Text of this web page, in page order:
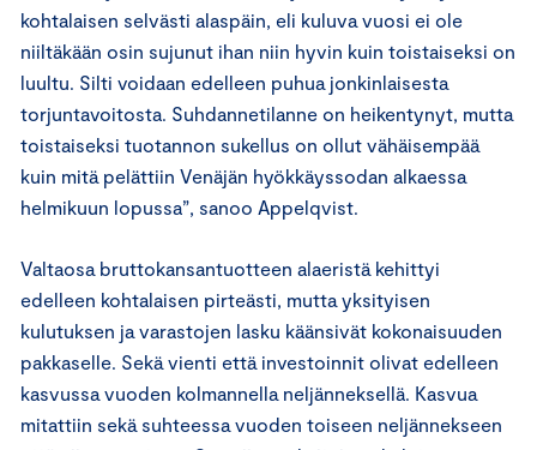
kohtalaisen selvästi alaspäin, eli kuluva vuosi ei ole
niiltäkään osin sujunut ihan niin hyvin kuin toistaiseksi on
luultu. Silti voidaan edelleen puhua jonkinlaisesta
torjuntavoitosta. Suhdannetilanne on heikentynyt, mutta
toistaiseksi tuotannon sukellus on ollut vähäisempää
kuin mitä pelättiin Venäjän hyökkäyssodan alkaessa
helmikuun lopussa”, sanoo Appelqvist.
Valtaosa bruttokansantuotteen alaeristä kehittyi
edelleen kohtalaisen pirteästi, mutta yksityisen
kulutuksen ja varastojen lasku käänsivät kokonaisuuden
pakkaselle. Sekä vienti että investoinnit olivat edelleen
kasvussa vuoden kolmannella neljänneksellä. Kasvua
mitattiin sekä suhteessa vuoden toiseen neljännekseen